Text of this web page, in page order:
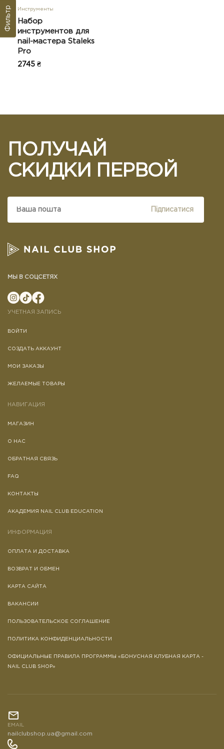
Фильтр Инструменты
Набор
инструментов для
nail-мастера Staleks
Pro
2745 ₴
ПОЛУЧАЙ
СКИДКИ ПЕРВОЙ
Підписатися
МЫ В СОЦСЕТЯХ
УЧЕТНАЯ ЗАПИСЬ
ВОЙТИ
СОЗДАТЬ АККАУНТ
МОИ ЗАКАЗЫ
ЖЕЛАЕМЫЕ ТОВАРЫ
НАВИГАЦИЯ
МАГАЗИН
О НАС
ОБРАТНАЯ СВЯЗЬ
FAQ
КОНТАКТЫ
АКАДЕМИЯ NAIL CLUB EDUCATION
ИНФОРМАЦИЯ
ОПЛАТА И ДОСТАВКА
ВОЗВРАТ И ОБМЕН
КАРТА САЙТА
ВАКАНСИИ
ПОЛЬЗОВАТЕЛЬСКОЕ СОГЛАШЕНИЕ
ПОЛИТИКА КОНФИДЕНЦИАЛЬНОСТИ
ОФИЦИАЛЬНЫЕ ПРАВИЛА ПРОГРАММЫ «БОНУСНАЯ КЛУБНАЯ КАРТА -
NAIL CLUB SHOP»
EMAIL
nailclubshop.ua@gmail.com